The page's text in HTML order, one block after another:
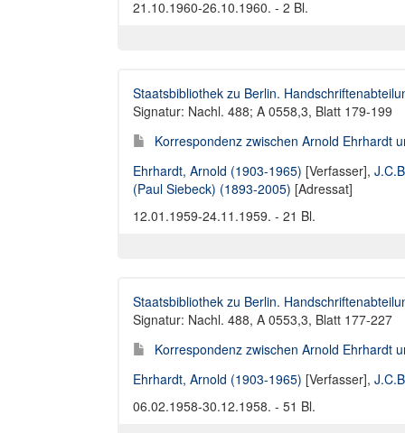
21.10.1960-26.10.1960. - 2 Bl.
Staatsbibliothek zu Berlin.
Signatur: Nachl. 488; A 0558,3, Blatt 179-199
Korrespondenz zwischen Arnold Ehrhardt
Ehrhardt, Arnold (1903-1965) [Verfasser],
(Paul Siebeck) (1893-2005) [Adressat]
12.01.1959-24.11.1959. - 21 Bl.
Staatsbibliothek zu Berlin.
Signatur: Nachl. 488, A 0553,3, Blatt 177-227
Korrespondenz zwischen Arnold Ehrhardt
Ehrhardt, Arnold (1903-1965) [Verfasser],
06.02.1958-30.12.1958. - 51 Bl.